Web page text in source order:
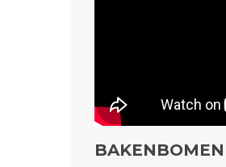
BAKENBOMEN